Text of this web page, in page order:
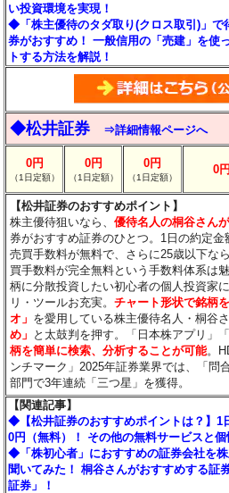
い投資環境を実現！
◆「株主優待のタダ取り(クロス取引)」で
券がおすすめ！ 一般信用の「売建」を使
トする方法を解説！
◆松井証券 ⇒詳細情報ページへ
0円
（1日定額）
0円
（1日定額）
0円
（1日定額）
0円
【松井証券のおすすめポイント】
株主優待狙いなら、優待名人の桐谷さん
券がおすすめ証券のひとつ。1日の約定
売買手数料が無料で、さらに25歳以下な
買手数料が完全無料という手数料体系は
柄に分散投資したい初心者の個人投資家
リ・ツールお充実。チャート形状で銘柄
オ」 を愛用している株主優待名人・桐谷
め」 と太鼓判を押す。「日本株アプリ」
柄を簡単に検索、分析することが可能。
ンチマーク」2025年証券業界では、「問
部門で3年連続「三つ星」を獲得。
【関連記事】
◆【松井証券のおすすめポイントは？】1
0円（無料）！ その他の無料サービスと
◆「株初心者」におすすめの証券会社を
聞いてみた！ 桐谷さんがおすすめする証
証券」！